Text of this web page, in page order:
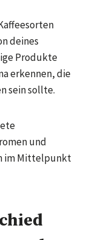
deines
Produkte
erkennen, die
sein sollte.
und
im Mittelpunkt